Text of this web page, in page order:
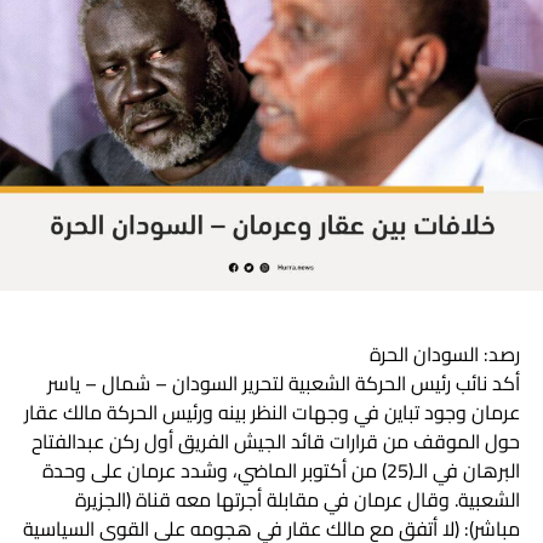
وفرض نائب الرئيس لرأيه بإيحاء من قبل مني مناوي ومحمد
حسن نحن جاهزين لمواجهة هذا الأمر”.
رصد: السودان الحرة
أكد نائب رئيس الحركة الشعبية لتحرير السودان – شمال – ياسر
عرمان وجود تباين في وجهات النظر بينه ورئيس الحركة مالك عقار
حول الموقف من قرارات قائد الجيش الفريق أول ركن عبدالفتاح
البرهان في الـ(25) من أكتوبر الماضي، وشدد عرمان على وحدة
الشعبية. وقال عرمان في مقابلة أجرتها معه قناة (الجزيرة
مباشر): (لا أتفق مع مالك عقار في هجومه على القوى السياسية